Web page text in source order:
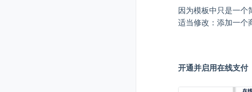
因为模板中只是一个
适当修改：添加一个
开通并启用在线支付